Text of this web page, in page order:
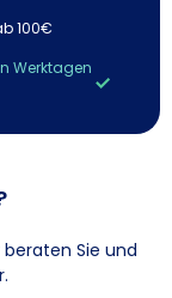
100€
Werktagen
Sie und